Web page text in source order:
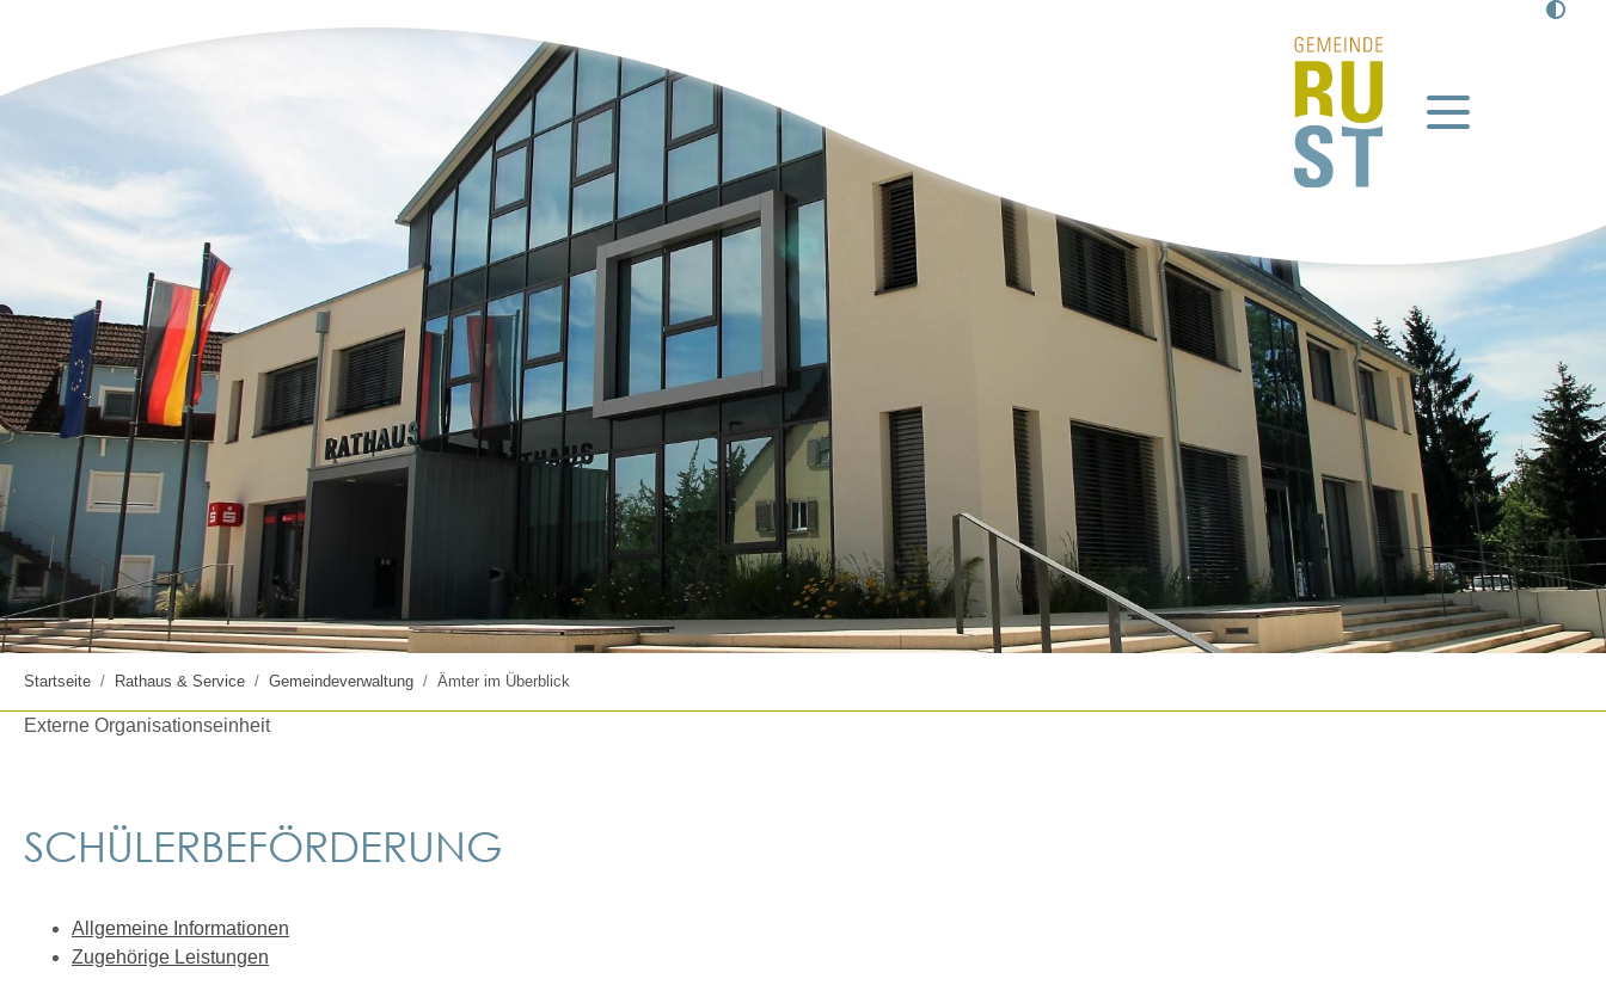
Startseite Rathaus & Service Gemeindeverwaltung Ämter im Überblick
Externe Organisationseinheit
SCHÜLERBEFÖRDERUNG
Allgemeine Informationen
Zugehörige Leistungen